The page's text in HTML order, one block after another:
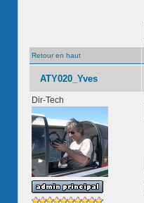
Retour en haut
ATY020_Yves
Dir-Tech